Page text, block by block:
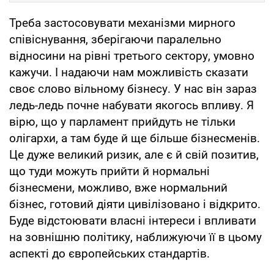
Треба застосовувати механізми мирного
співіснування, зберігаючи паралельно
відносини на рівні третього сектору, умовно
кажучи. І надаючи нам можливість сказати
своє слово вільному бізнесу. У нас він зараз
ледь-ледь почне набувати якогось впливу. Я
вірю, що у парламент прийдуть не тільки
олігархи, а там буде й ще більше бізнесменів.
Це дуже великий ризик, але є й свій позитив,
що туди можуть прийти й нормальні
бізнесмени, можливо, вже нормальний
бізнес, готовий діяти цивілізовано і відкрито.
Буде відстоювати власні інтереси і впливати
на зовнішню політику, наближуючи її в цьому
аспекті до європейських стандартів.